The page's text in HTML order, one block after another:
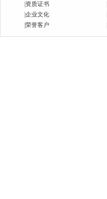
资质证书
企业文化
荣誉客户